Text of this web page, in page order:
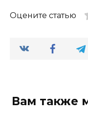
Оцените статью
Вам также